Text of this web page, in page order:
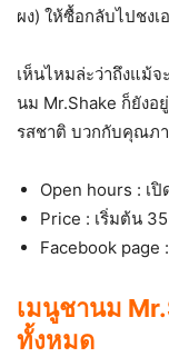
ผง) ให้ซื้อกลับไปชงเ
เห็นไหมล่ะว่าถึงแม้
นม Mr.Shake ก็ยังอ
รสชาติ บวกกับคุณภา
Open hours : เปิ
Price : เริ่มต้น
Facebook page :
เมนูชานม
ทั้งหมด